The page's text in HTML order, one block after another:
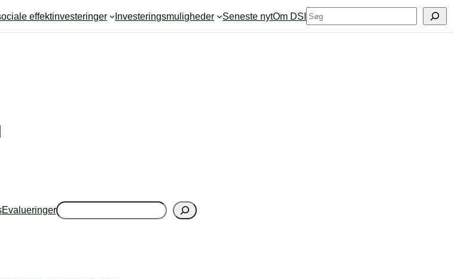
effektinvesteringer Investeringsmuligheder Seneste nytOm DSI S
EvalueringerSøg